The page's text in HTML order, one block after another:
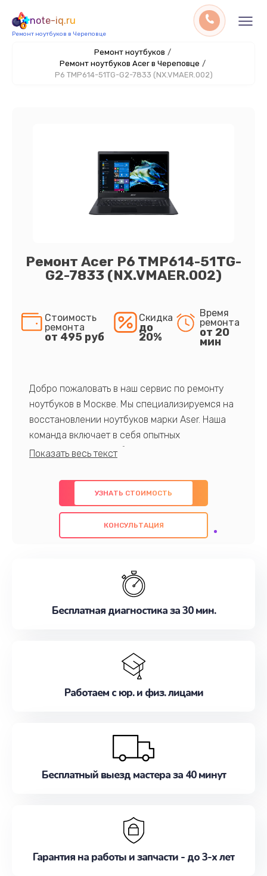
note-iq.ru
Ремонт ноутбуков в Череповце
Ремонт ноутбуков /
Ремонт ноутбуков Acer в Череповце /
P6 TMP614-51TG-G2-7833 (NX.VMAER.002)
Ремонт Acer P6 TMP614-51TG-
G2-7833 (NX.VMAER.002)
Стоимость
ремонта
от 495 руб
Скидка
до
20%
Время
ремонта
от 20
мин
Добро пожаловать в наш сервис по ремонту
ноутбуков в Москве. Мы специализируемся на
восстановлении ноутбуков марки Aser. Наша
команда включает в себя опытных
профессионалов с обширными знаниями и
предлагаем быстрый и качественный ремонт с
использованием оригинальных компонентов, а
также гарантируем качество всех
проведенных работ. Наша цель - предоставить
наилучшим образом. Не медлите записаться на
УЗНАТЬ СТОИМОСТЬ
КОНСУЛЬТАЦИЯ
Бесплатная диагностика за 30 мин.
Работаем с юр. и физ. лицами
Бесплатный выезд мастера за 40 минут
Гарантия на работы и запчасти - до 3-х лет